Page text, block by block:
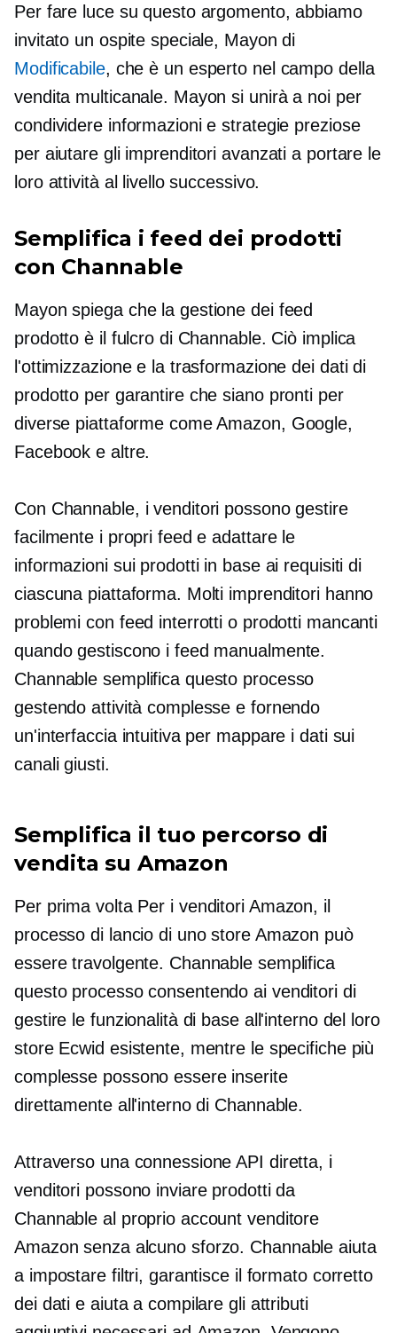
Per fare luce su questo argomento, abbiamo
invitato un ospite speciale, Mayon di
Modificabile, che è un esperto nel campo della
vendita multicanale. Mayon si unirà a noi per
condividere informazioni e strategie preziose
per aiutare gli imprenditori avanzati a portare le
loro attività al livello successivo.
Semplifica i feed dei prodotti
con Channable
Mayon spiega che la gestione dei feed
prodotto è il fulcro di Channable. Ciò implica
l'ottimizzazione e la trasformazione dei dati di
prodotto per garantire che siano pronti per
diverse piattaforme come Amazon, Google,
Facebook e altre.
Con Channable, i venditori possono gestire
facilmente i propri feed e adattare le
informazioni sui prodotti in base ai requisiti di
ciascuna piattaforma. Molti imprenditori hanno
problemi con feed interrotti o prodotti mancanti
quando gestiscono i feed manualmente.
Channable semplifica questo processo
gestendo attività complesse e fornendo
un'interfaccia intuitiva per mappare i dati sui
canali giusti.
Semplifica il tuo percorso di
vendita su Amazon
Per prima voltaPer i venditori Amazon, il
processo di lancio di uno store Amazon può
essere travolgente. Channable semplifica
questo processo consentendo ai venditori di
gestire le funzionalità di base all'interno del loro
store Ecwid esistente, mentre le specifiche più
complesse possono essere inserite
direttamente all'interno di Channable.
Attraverso una connessione API diretta, i
venditori possono inviare prodotti da
Channable al proprio account venditore
Amazon senza alcuno sforzo. Channable aiuta
a impostare filtri, garantisce il formato corretto
dei dati e aiuta a compilare gli attributi